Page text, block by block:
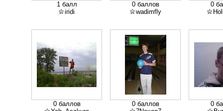
1 балл
iridi
0 баллов
wadimfly
0
0 баллов
0 баллов
0